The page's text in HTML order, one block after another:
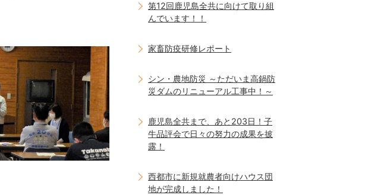
第12回鹿児島全共に向けて取り組
んでいます！！
家畜防疫研修レポート
シン・農地防災 ～ただいま高鍋防
災ダムのリニューアル工事中！～
鹿児島全共まで、あと203日！子
牛品評会で日々の努力の成果を披
露！
西都市に新規就農者向けハウス団
地が完成しました！